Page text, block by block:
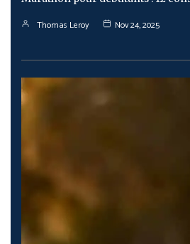
Thomas Leroy Nov 24, 2025